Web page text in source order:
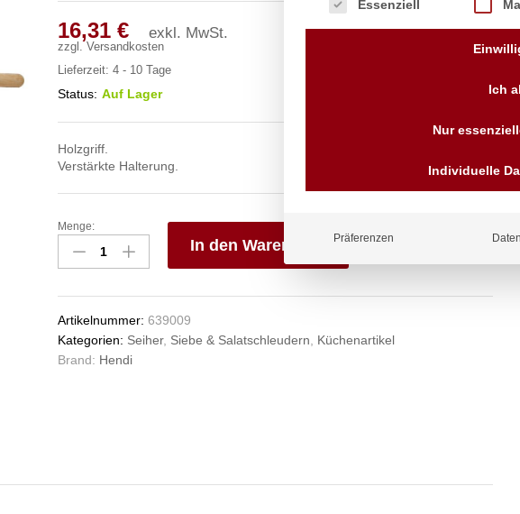
16,31 € exkl. MwSt.
zzgl. Versandkosten
Lieferzeit: 4 - 10 Tage
Status: Auf Lager
Holzgriff.
Verstärkte Halterung.
Sieb
doppelmaschig,
Anzahl
Menge:
In den Warenkorb
Artikelnummer: 639009
Kategorien: Seiher, Siebe & Salatschleudern, Küchenartikel
Brand: Hendi
Essenziell
Ich
Nur
Individuelle
Präferenzen